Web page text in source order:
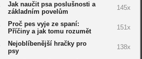
Jak naučit psa poslušnosti a
základním povelům
145x
Proč pes vyje ze spaní:
Příčiny a jak tomu rozumět
151x
Nejoblíbenější hračky pro
psy
138x